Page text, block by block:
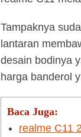
Tampaknya
lantaran
desain bodinya
harga banderol
Baca Juga:
realme C11